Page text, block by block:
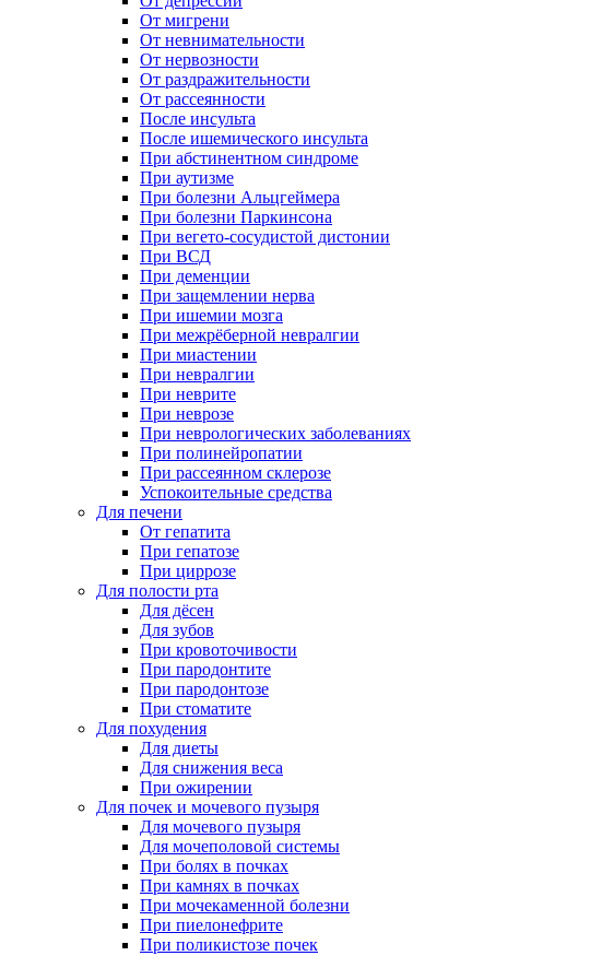
От мигрени
От невнимательности
От нервозности
От раздражительности
От рассеянности
После инсульта
После ишемического инсульта
При абстинентном синдроме
При аутизме
При болезни Альцгеймера
При болезни Паркинсона
При вегето-сосудистой дистонии
При ВСД
При деменции
При защемлении нерва
При ишемии мозга
При межрёберной невралгии
При миастении
При невралгии
При неврите
При неврозе
При неврологических заболеваниях
При полинейропатии
При рассеянном склерозе
Успокоительные средства
Для печени
От гепатита
При гепатозе
При циррозе
Для полости рта
Для дёсен
Для зубов
При кровоточивости
При пародонтите
При пародонтозе
При стоматите
Для похудения
Для диеты
Для снижения веса
При ожирении
Для почек и мочевого пузыря
Для мочевого пузыря
Для мочеполовой системы
При болях в почках
При камнях в почках
При мочекаменной болезни
При пиелонефрите
При поликистозе почек